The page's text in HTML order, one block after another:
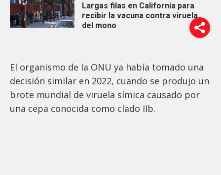
Largas filas en California para
recibir la vacuna contra viruela
del mono
El organismo de la ONU ya había tomado una
decisión similar en 2022, cuando se produjo un
brote mundial de viruela símica causado por
una cepa conocida como clado IIb.